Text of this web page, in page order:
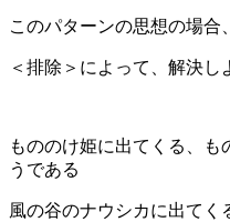
このパターンの思想の場合
＜排除＞によって、解決し
もののけ姫に出てくる、も
うである
風の谷のナウシカに出てく